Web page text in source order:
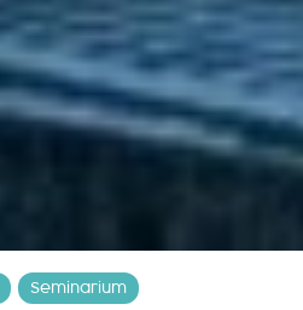
Seminarium